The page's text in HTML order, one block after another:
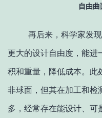
自由
再后来，科学家发
更大的设计自由度，能进
积和重量，降低成本。此
非球面，但其在加工和检
多，经常存在能设计、可